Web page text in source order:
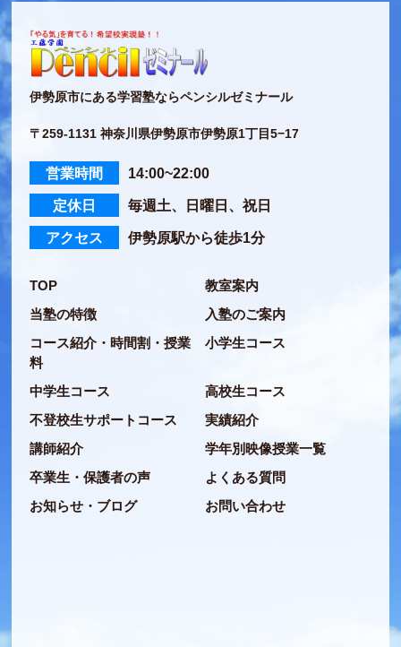
伊勢原市にある学習塾ならペンシルゼミナール
〒259-1131 神奈川県伊勢原市伊勢原1丁目5−17
営業時間 14:00~22:00
定休日 毎週土、日曜日、祝日
アクセス 伊勢原駅から徒歩1分
TOP
教室案内
当塾の特徴
入塾のご案内
コース紹介・時間割・授業
料
小学生コース
中学生コース
高校生コース
不登校生サポートコース
実績紹介
講師紹介
学年別映像授業一覧
卒業生・保護者の声
よくある質問
お知らせ・ブログ
お問い合わせ